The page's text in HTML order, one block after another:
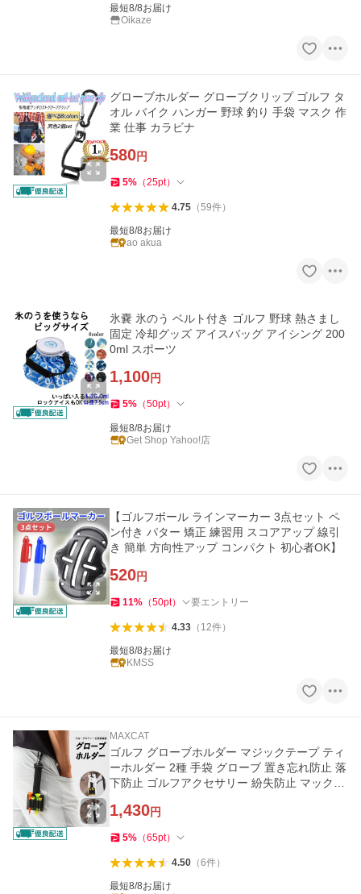
最短8/8お届け
Oikaze
グローブホルダー グローブクリップ ゴルフ タ
オル バイク ハンガー 野球 釣り 手袋 マスク 作
業 仕事 カラビナ
580円
5% （25pt）
4.75（59件）
最短8/8お届け
ao akua
氷嚢 氷のう ベルト付き ゴルフ 野球 熱さまし
固定 冷却グッズ アイスバッグ アイシング 200
0ml スポーツ
1,100円
5% （50pt）
最短8/8お届け
Get Shop Yahoo!店
【ゴルフボール ラインマーカー 3点セット ペ
ン付き パター 矯正 練習用 スコアアップ 線引
き 簡単 方向性アップ コンパクト 初心者OK】
520円
11% （50pt） 要エントリー
4.33（ 12件）
最短8/8お届け
KMSS
MAXCAT
ゴルフ グローブホルダー マジックテープ ティ
ーホルダー 2種 手袋 グローブ 置き忘れ防止 落
下防止 ゴルフアクセサリー 紛失防止 マックス
1,430円
5% （65pt）
4.50（6件）
最短8/8お届け